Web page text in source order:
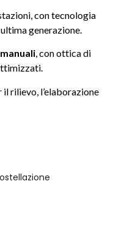
con tecnologia
generazione.
, con ottica di
il rilievo, l’elaborazione